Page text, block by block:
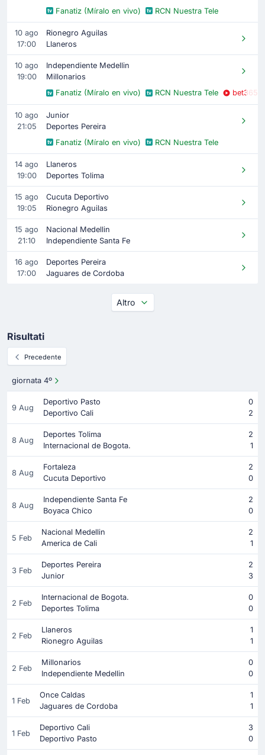
Fanatiz (Míralo en vivo)
RCN Nuestra Tele
10 ago
17:00
Rionegro Aguilas
Llaneros
10 ago
19:00
Independiente Medellin
Millonarios
Fanatiz (Míralo en vivo)
RCN Nuestra Tele bet365
10 ago
21:05
Junior
Deportes Pereira
Fanatiz (Míralo en vivo)
RCN Nuestra Tele
14 ago
19:00
Llaneros
Deportes Tolima
15 ago
19:05
Cucuta Deportivo
Rionegro Aguilas
15 ago
21:10
Nacional Medellin
Independiente Santa Fe
16 ago
17:00
Deportes Pereira
Jaguares de Cordoba
Altro
Risultati
Precedente
giornata 4º
9 Aug
Deportivo Pasto
0
Deportivo Cali
2
8 Aug
Deportes Tolima
2
Internacional de Bogota.
1
8 Aug
Fortaleza
2
Cucuta Deportivo
0
8 Aug
Independiente Santa Fe
2
Boyaca Chico
0
5 Feb
Nacional Medellin
2
America de Cali
1
3 Feb
Deportes Pereira
2
Junior
3
2 Feb
Internacional de Bogota.
0
Deportes Tolima
0
2 Feb
Llaneros
1
Rionegro Aguilas
1
2 Feb
Millonarios
0
Independiente Medellin
0
1 Feb
Once Caldas
1
Jaguares de Cordoba
1
1 Feb
Deportivo Cali
3
Deportivo Pasto
0